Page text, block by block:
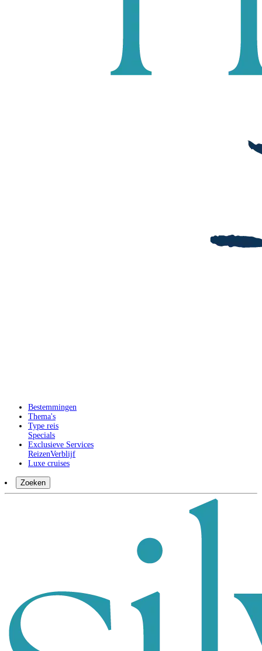
Bestemmingen
Thema's
Type reis
Specials
Exclusieve Services
ReizenVerblijf
Luxe cruises
Zoeken